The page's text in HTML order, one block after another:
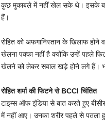
कुछ मुकाबले में नहीं खेल सके थे। इसके
हैं।
रोहित को अफगानिस्तान के खिलाफ होने
खेलना पक्का नहीं है क्योंकि उन्हें पहले
खेलने को लेकर सवाल खड़े होने लगे हैं।
रोहित शर्मा की फिटने से BCCI चिंतित
टाइम्स ऑफ इंडिया से बात करते हुए
में नहीं आए। उनका शरीर पहले से